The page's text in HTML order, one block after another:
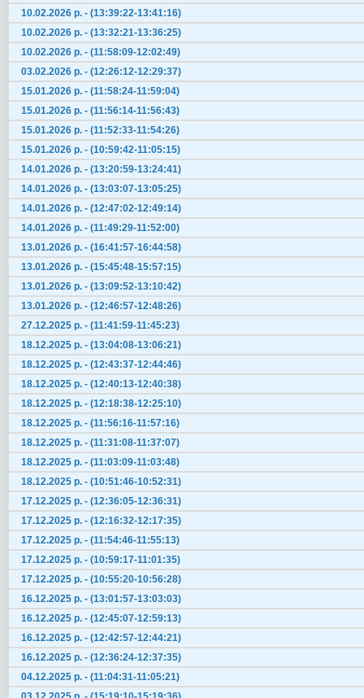
10.02.2026 р. - (13:39:22-13:41:16)
10.02.2026 р. - (13:32:21-13:36:25)
10.02.2026 р. - (11:58:09-12:02:49)
03.02.2026 р. - (12:26:12-12:29:37)
15.01.2026 р. - (11:58:24-11:59:04)
15.01.2026 р. - (11:56:14-11:56:43)
15.01.2026 р. - (11:52:33-11:54:26)
15.01.2026 р. - (10:59:42-11:05:15)
14.01.2026 р. - (13:20:59-13:24:41)
14.01.2026 р. - (13:03:07-13:05:25)
14.01.2026 р. - (12:47:02-12:49:14)
14.01.2026 р. - (11:49:29-11:52:00)
13.01.2026 р. - (16:41:57-16:44:58)
13.01.2026 р. - (15:45:48-15:57:15)
13.01.2026 р. - (13:09:52-13:10:42)
13.01.2026 р. - (12:46:57-12:48:26)
27.12.2025 р. - (11:41:59-11:45:23)
18.12.2025 р. - (13:04:08-13:06:21)
18.12.2025 р. - (12:43:37-12:44:46)
18.12.2025 р. - (12:40:13-12:40:38)
18.12.2025 р. - (12:18:38-12:25:10)
18.12.2025 р. - (11:56:16-11:57:16)
18.12.2025 р. - (11:31:08-11:37:07)
18.12.2025 р. - (11:03:09-11:03:48)
18.12.2025 р. - (10:51:46-10:52:31)
17.12.2025 р. - (12:36:05-12:36:31)
17.12.2025 р. - (12:16:32-12:17:35)
17.12.2025 р. - (11:54:46-11:55:13)
17.12.2025 р. - (10:59:17-11:01:35)
17.12.2025 р. - (10:55:20-10:56:28)
16.12.2025 р. - (13:01:57-13:03:03)
16.12.2025 р. - (12:45:07-12:59:13)
16.12.2025 р. - (12:42:57-12:44:21)
16.12.2025 р. - (12:36:24-12:37:35)
04.12.2025 р. - (11:04:31-11:05:21)